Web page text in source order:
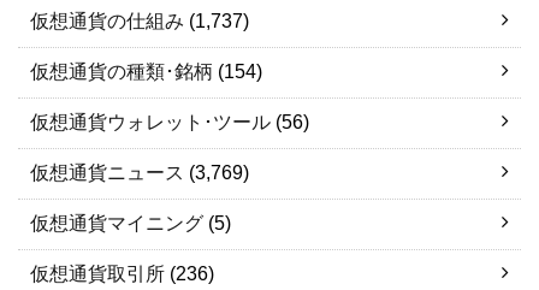
仮想通貨の仕組み (1,737)
仮想通貨の種類･銘柄 (154)
仮想通貨ウォレット･ツール (56)
仮想通貨ニュース (3,769)
仮想通貨マイニング (5)
仮想通貨取引所 (236)